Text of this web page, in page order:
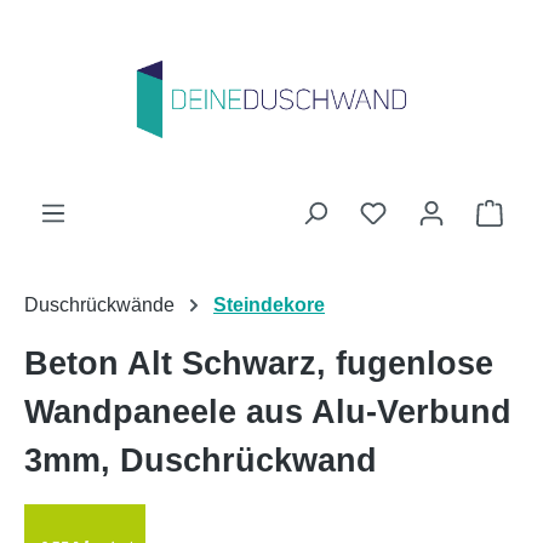
Du hast 0
Duschrückwände Steindekore
Beton Alt Schwarz, fugenlose
Wandpaneele aus Alu-Verbund
3mm, Duschrückwand